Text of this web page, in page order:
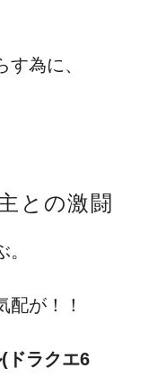
為に、
との激闘
配が！！
ドラクエ6